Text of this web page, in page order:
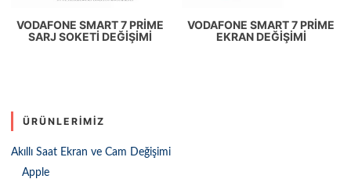
VODAFONE SMART 7 PRIME
SARJ SOKETI DEĞIŞIMI
VODAFONE SMART 7 PRIME
EKRAN DEĞIŞIMI
ÜRÜNLERIMIZ
Akıllı Saat Ekran ve Cam Değişimi
Apple